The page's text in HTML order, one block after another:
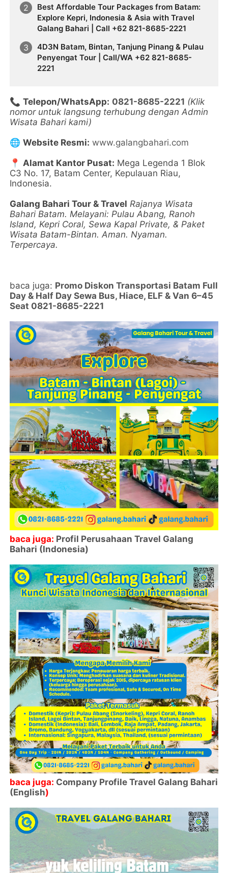
Best Affordable Tour Packages from Batam:
Explore Kepri, Indonesia & Asia with Travel
Galang Bahari | Call +62 821-8685-2221
4D3N Batam, Bintan, Tanjung Pinang & Pulau
Penyengat Tour | Call/WA +62 821-8685-
2221
📞Telepon/WhatsApp: 0821-8685-2221 (Klik
nomor untuk langsung terhubung dengan Admin
Wisata Bahari kami)
🌐Website Resmi: www.galangbahari.com
📍 Alamat Kantor Pusat: Mega Legenda 1 Blok
C3 No. 17, Batam Center, Kepulauan Riau,
Indonesia.
Galang Bahari Tour & Travel Rajanya Wisata
Bahari Batam. Melayani: Pulau Abang, Ranoh
Island, Kepri Coral, Sewa Kapal Private, & Paket
Wisata Batam-Bintan. Aman. Nyaman.
Terpercaya.
baca juga: Promo Diskon Transportasi Batam Full
Day & Half Day Sewa Bus, Hiace, ELF & Van 6–45
Seat 0821-8685-2221
baca juga: Profil Perusahaan Travel Galang
Bahari (Indonesia)
baca juga: Company Profile Travel Galang Bahari
(English)